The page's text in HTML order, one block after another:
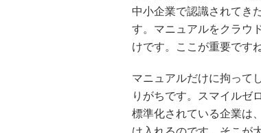
中小企業で認識されてき
す。マニュアルをクラウ
けです。ここが重要ですね
マニュアルだけに拘って
りがちです。スマイルゼ
標準化されている企業は